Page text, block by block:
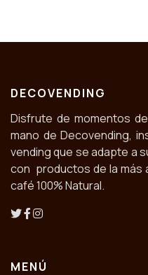
DECOVENDING
Disfrute de momentos
mano de Decovending,
vending que se adapte a
con productos de la más
café 100% Natural.
MENÚ